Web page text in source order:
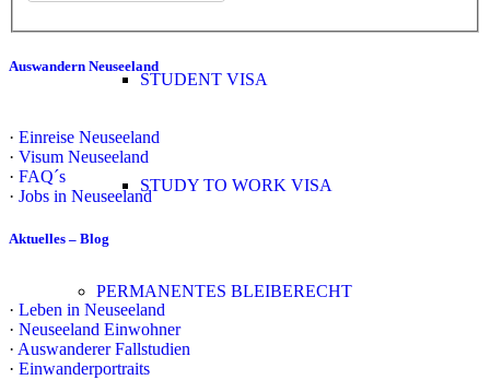
STUDENT VISA
STUDY TO WORK VISA
PERMANENTES BLEIBERECHT
Auswandern Neuseeland
· Einreise Neuseeland
· Visum Neuseeland
· FAQ´s
· Jobs in Neuseeland
Aktuelles – Blog
· Leben in Neuseeland
· Neuseeland Einwohner
· Auswanderer Fallstudien
· Einwanderportraits